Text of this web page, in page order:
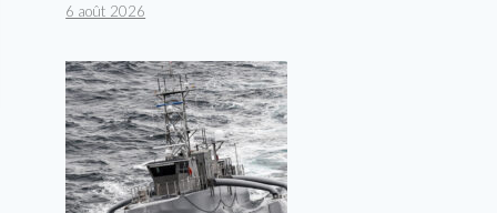
6 août 2026